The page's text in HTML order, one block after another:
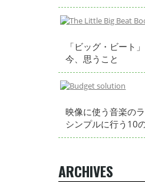
「ビッグ・ビート
今、思うこと
映像に使う音楽の
シンプルに行う10
ARCHIVES